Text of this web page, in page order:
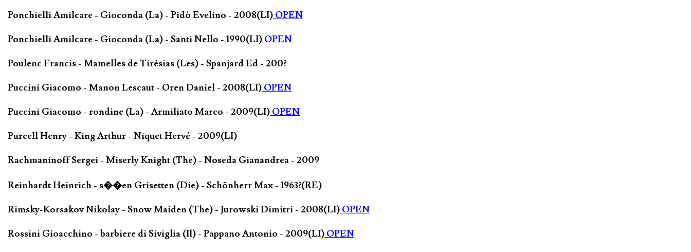
Ponchielli Amilcare - Gioconda (La) - Pidò Evelino - 2008(LI) OPEN
Ponchielli Amilcare - Gioconda (La) - Santi Nello - 1990(LI) OPEN
Poulenc Francis - Mamelles de Tirésias (Les) - Spanjard Ed - 200?
Puccini Giacomo - Manon Lescaut - Oren Daniel - 2008(LI) OPEN
Puccini Giacomo - rondine (La) - Armiliato Marco - 2009(LI) OPEN
Purcell Henry - King Arthur - Niquet Hervé - 2009(LI)
Rachmaninoff Sergei - Miserly Knight (The) - Noseda Gianandrea - 2009
Reinhardt Heinrich - s��en Grisetten (Die) - Schönherr Max - 1963?(RE)
Rimsky-Korsakov Nikolay - Snow Maiden (The) - Jurowski Dimitri - 2008(LI) OPEN
Rossini Gioacchino - barbiere di Siviglia (Il) - Pappano Antonio - 2009(LI) OPEN